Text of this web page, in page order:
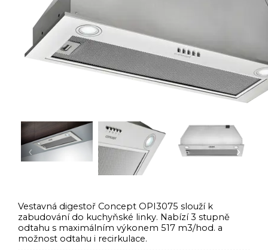
‹ ›
Vestavná digestoř Concept OPI3075 slouží k
zabudování do kuchyňské linky. Nabízí 3 stupně
odtahu s maximálním výkonem 517 m3/hod. a
možnost odtahu i recirkulace.